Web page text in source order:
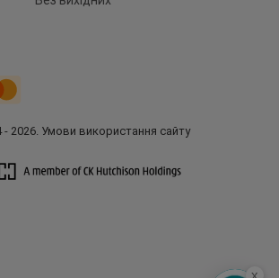
- 2026. Умови використання сайту
x